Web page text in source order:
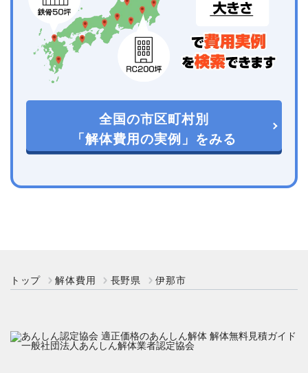
全国の市区町村別
「解体費用の実例」をみる
トップ 解体費用 長野県 伊那市